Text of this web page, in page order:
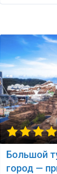
Большой
город —